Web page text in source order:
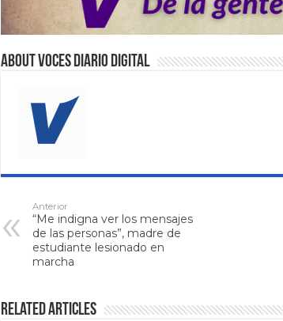
About VOCES Diario digital
Anterior
“Me indigna ver los mensajes
de las personas”, madre de
estudiante lesionado en
marcha
Related Articles